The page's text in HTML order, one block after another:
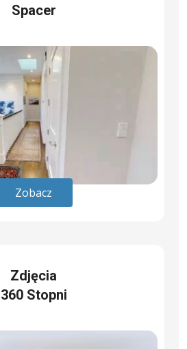
Spacer
Zobacz
Zdjęcia
360 Stopni